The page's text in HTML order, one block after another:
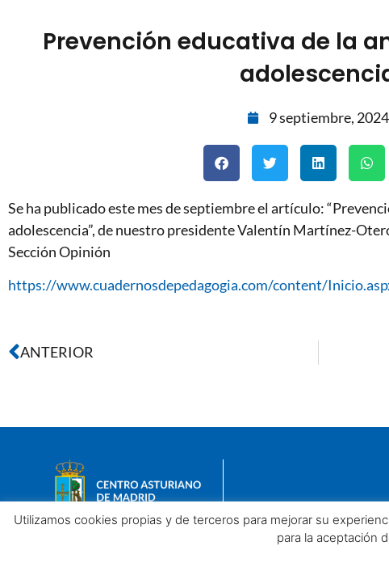
Prevención educativa de la
9 septiembre, 2024
Se ha publicado este mes de septiembre el artículo:
adolescencia”, de nuestro presidente Valentín Martínez-
Sección Opinión
https://www.cuadernosdepedagogia.com/content/
ANTERIOR
Utilizamos cookies propias y de terceros para mejorar su
para la aceptación